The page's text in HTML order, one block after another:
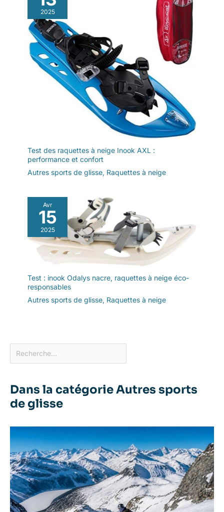
2025
Test des raquettes à neige Inook AXL :
performance et confort
Autres sports de glisse, Raquettes à neige
Avr
15
2025
Test : inook Odalys nacre, raquettes à neige éco-
responsables
Autres sports de glisse, Raquettes à neige
Dans la catégorie Autres sports
de glisse